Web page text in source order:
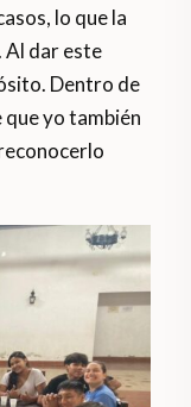
lo que la
Al dar este
Dentro de
yo también